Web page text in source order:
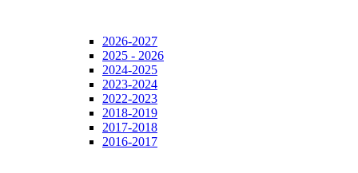
2026-2027
2025 - 2026
2024-2025
2023-2024
2022-2023
2018-2019
2017-2018
2016-2017